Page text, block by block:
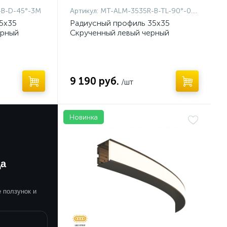
D-45°-3M Артикул: MT-ALM-3535R-B-TL-90°-0.4M
Радиусный профиль 35x35
Скрученный левый черный
9 190 руб. /шт
ползунок и
Новинка